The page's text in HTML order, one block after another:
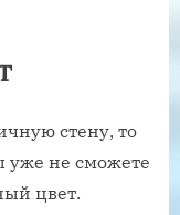
стену, то
уже не сможете
цвет.